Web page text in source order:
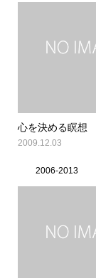
心を決める瞑想
2009.12.03
2006-2013